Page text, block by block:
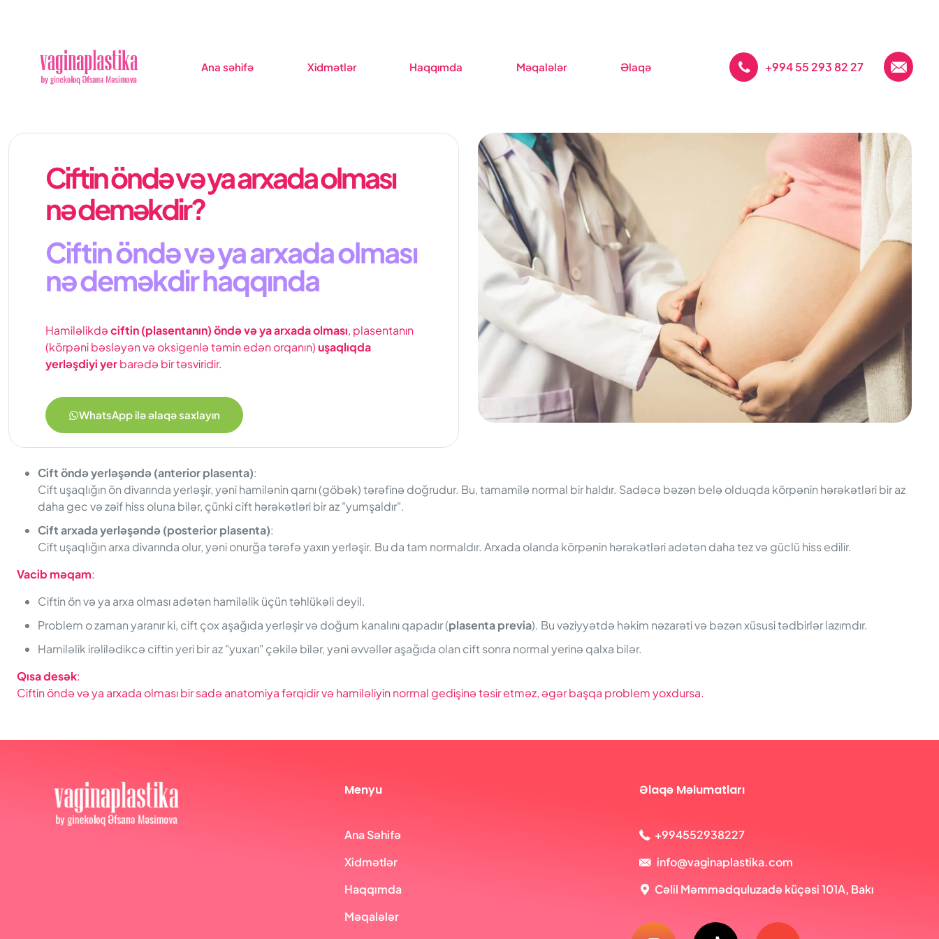
Ana səhifə Xidmətlər Haqqımda Məqalələr Əlaqə +994 55 293 82 27
Ciftin öndə və ya arxada olması
nə deməkdir?
Ciftin öndə və ya arxada olması
nə deməkdir haqqında
Hamiləlikdəciftin (plasentanın) öndə və ya arxada olması, plasentanın
(körpəni bəsləyən və oksigenlə təmin edən orqanın)uşaqlıqda
yerləşdiyi yerbarədə bir təsviridir.
WhatsApp ilə əlaqə saxlayın
Cift öndə yerləşəndə (anterior plasenta):
Cift uşaqlığın ön divarında yerləşir, yəni hamilənin qarnı (göbək) tərəfinə doğrudur. Bu, tamamilə normal bir haldır. Sadəcə bəzən belə olduqda körpənin hərəkətləri bir az
daha gec və zəif hiss oluna bilər, çünki cift hərəkətləri bir az "yumşaldır".
Cift arxada yerləşəndə (posterior plasenta):
Cift uşaqlığın arxa divarında olur, yəni onurğa tərəfə yaxın yerləşir. Bu da tam normaldır. Arxada olanda körpənin hərəkətləri adətən daha tez və güclü hiss edilir.
Vacib məqam:
Ciftin ön və ya arxa olması adətən hamiləlik üçün təhlükəli deyil.
Problem o zaman yaranır ki, cift çox aşağıda yerləşir və doğum kanalını qapadır (plasenta previa). Bu vəziyyətdə həkim nəzarəti və bəzən xüsusi tədbirlər lazımdır.
Hamiləlik irəlilədikcə ciftin yeri bir az "yuxarı" çəkilə bilər, yəni əvvəllər aşağıda olan cift sonra normal yerinə qalxa bilər.
Qısa desək:
Ciftin öndə və ya arxada olması bir sadə anatomiya fərqidir və hamiləliyin normal gedişinə təsir etməz, əgər başqa problem yoxdursa.
Menyu
Ana Səhifə
Xidmətlər
Haqqımda
Məqalələr
Əlaqə Məlumatları
+994552938227
info@vaginaplastika.com
Cəlil Məmmədquluzadə küçəsi 101A, Bakı